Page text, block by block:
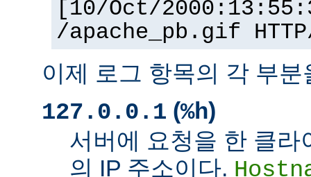
[10/Oct/
/apache_pb.gif
이제 로그 항목의 각 부
127.0.0.1 (%h)
서버에 요청을 한 클라
의 IP 주소이다.